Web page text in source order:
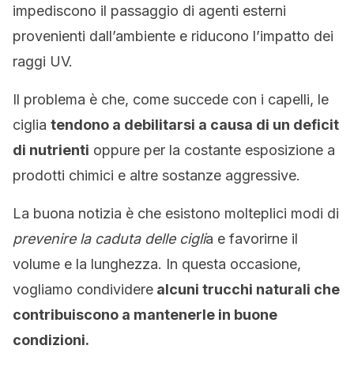
impediscono il passaggio di agenti esterni
provenienti dall’ambiente e riducono l’impatto dei
raggi UV.
Il problema è che, come succede con i capelli, le
ciglia tendono a debilitarsi a causa di un deficit
di nutrienti oppure per la costante esposizione a
prodotti chimici e altre sostanze aggressive.
La buona notizia è che esistono molteplici modi di
prevenire la caduta delle ciglia e favorirne il
volume e la lunghezza. In questa occasione,
vogliamo condividere alcuni trucchi naturali che
contribuiscono a mantenerle in buone
condizioni.